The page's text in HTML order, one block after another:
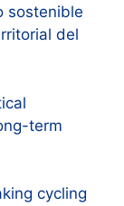
sostenible
del
term
cycling